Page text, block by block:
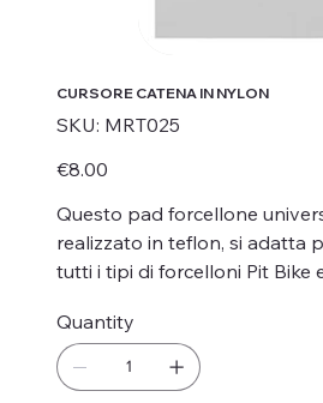
CURSORE CATENA IN NYLON
SKU: SKU
MRT025
MRT025
Price
€8.00
Questo pad forcellone
realizzato in teflon, si adatta
tutti i tipi di forcelloni Pit Bike
Quantity